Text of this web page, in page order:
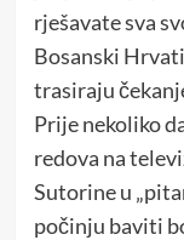
rješavate sva
Bosanski
trasiraju
Prije nekoliko
redova na
Sutorine u
počinju baviti